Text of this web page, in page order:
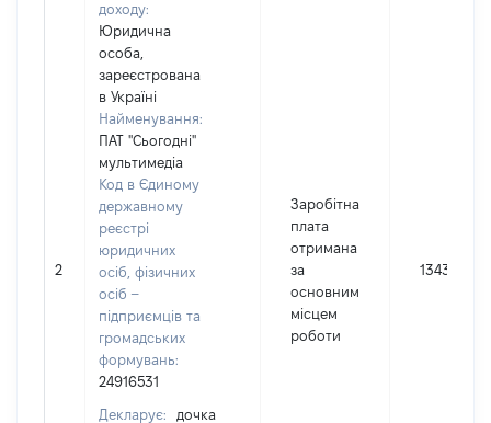
2
доходу:
Юридична
особа,
зареєстрована
в Україні
Найменування:
ПАТ "Сьогодні"
мультимедіа
Код в Єдиному
державному
реєстрі
юридичних
осіб, фізичних
осіб –
підприємців та
громадських
формувань:
24916531
Декларує:
дочка
Заробітна
плата
отримана
за
основним
місцем
роботи
134387